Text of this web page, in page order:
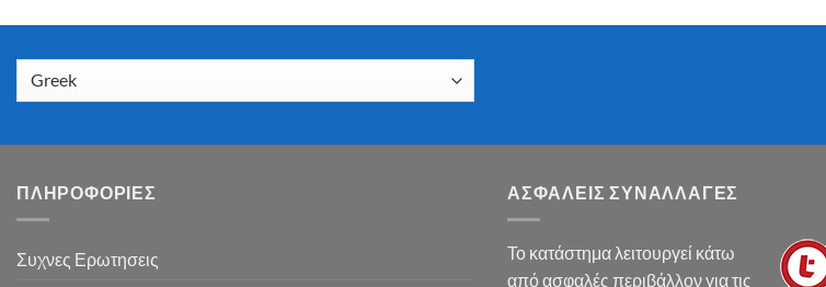
ΠΛΗΡΟΦΟΡΙΕΣ
Συχνες Ερωτησεις
ΑΣΦΑΛΕΙΣ ΣΥΝΑΛΛΑΓΕΣ
Το κατάστημα λειτουργεί κάτω
από ασφαλές περιβάλλον για τις